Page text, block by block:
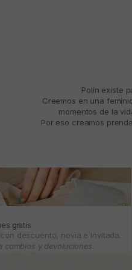
Polín existe
Creemos en una
momentos de la
Por eso creamos
gratis
descuento, novia e Invitada.
cambios y devoluciones.